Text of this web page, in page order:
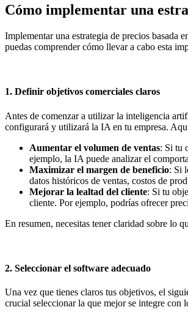
Cómo implementar una
Implementar una estrategia de precios basada
puedas comprender cómo llevar a cabo esta
1. Definir objetivos comerciales claros
Antes de comenzar a utilizar la inteligencia
configurará y utilizará la IA en tu empresa.
Aumentar el volumen de ventas: Si tu
ejemplo, la IA puede analizar el
Maximizar el margen de beneficio: Si
datos históricos de ventas, costos de
Mejorar la lealtad del cliente: Si tu
cliente. Por ejemplo, podrías ofrecer
En resumen, necesitas tener claridad sobre lo
2. Seleccionar el software adecuado
Una vez que tienes claros tus objetivos, el
crucial seleccionar la que mejor se integre con